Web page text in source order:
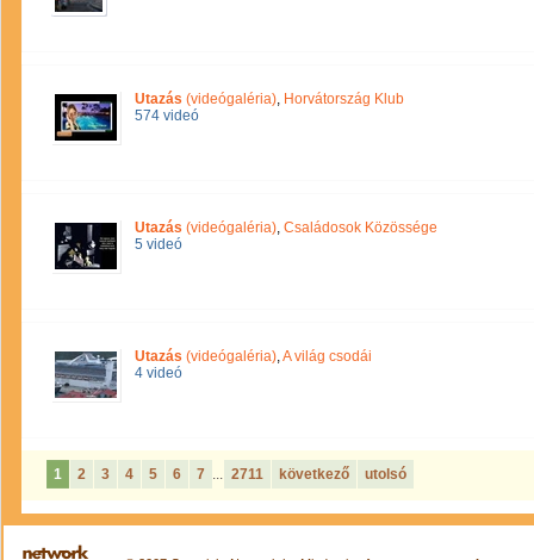
Utazás (videógaléria), Horvátország Klub
574 videó
Utazás (videógaléria), Családosok Közössége
5 videó
Utazás (videógaléria),A világ csodái
4 videó
1 2 3 4 5 6 7 ... 2711 következő utolsó